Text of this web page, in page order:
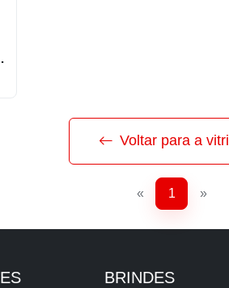
Voltar para a
« 1 »
BRINDES